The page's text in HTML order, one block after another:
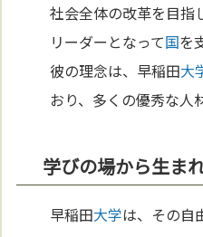
社会全体の改革を目指
リーダーとなって国を
彼の理念は、早稲田大
おり、多くの優秀な人
学びの場から生ま
早稲田大学は、その自